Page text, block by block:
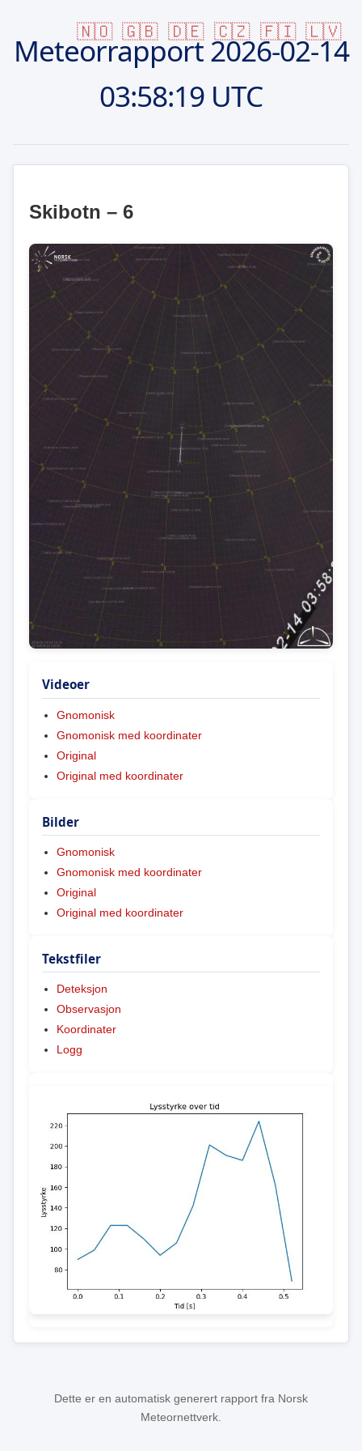
🇳🇴 🇬🇧 🇩🇪 🇨🇿 🇫🇮 🇱🇻
Meteorrapport2026-02-14
03:58:19 UTC
Skibotn – 6
Videoer
Gnomonisk
Gnomonisk med koordinater
Original
Original med koordinater
Bilder
Gnomonisk
Gnomonisk med koordinater
Original
Original med koordinater
Tekstfiler
Deteksjon
Observasjon
Koordinater
Logg
Dette er en automatisk generert rapport fra Norsk
Meteornettverk.